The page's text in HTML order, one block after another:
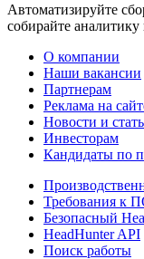
Автоматизируйте
собирайте аналитику
О компании
Наши вакансии
Партнерам
Реклама на
Новости и
Инвесторам
Кандидаты по
Требования к
Безопасный
HeadHunter API
Поиск работы